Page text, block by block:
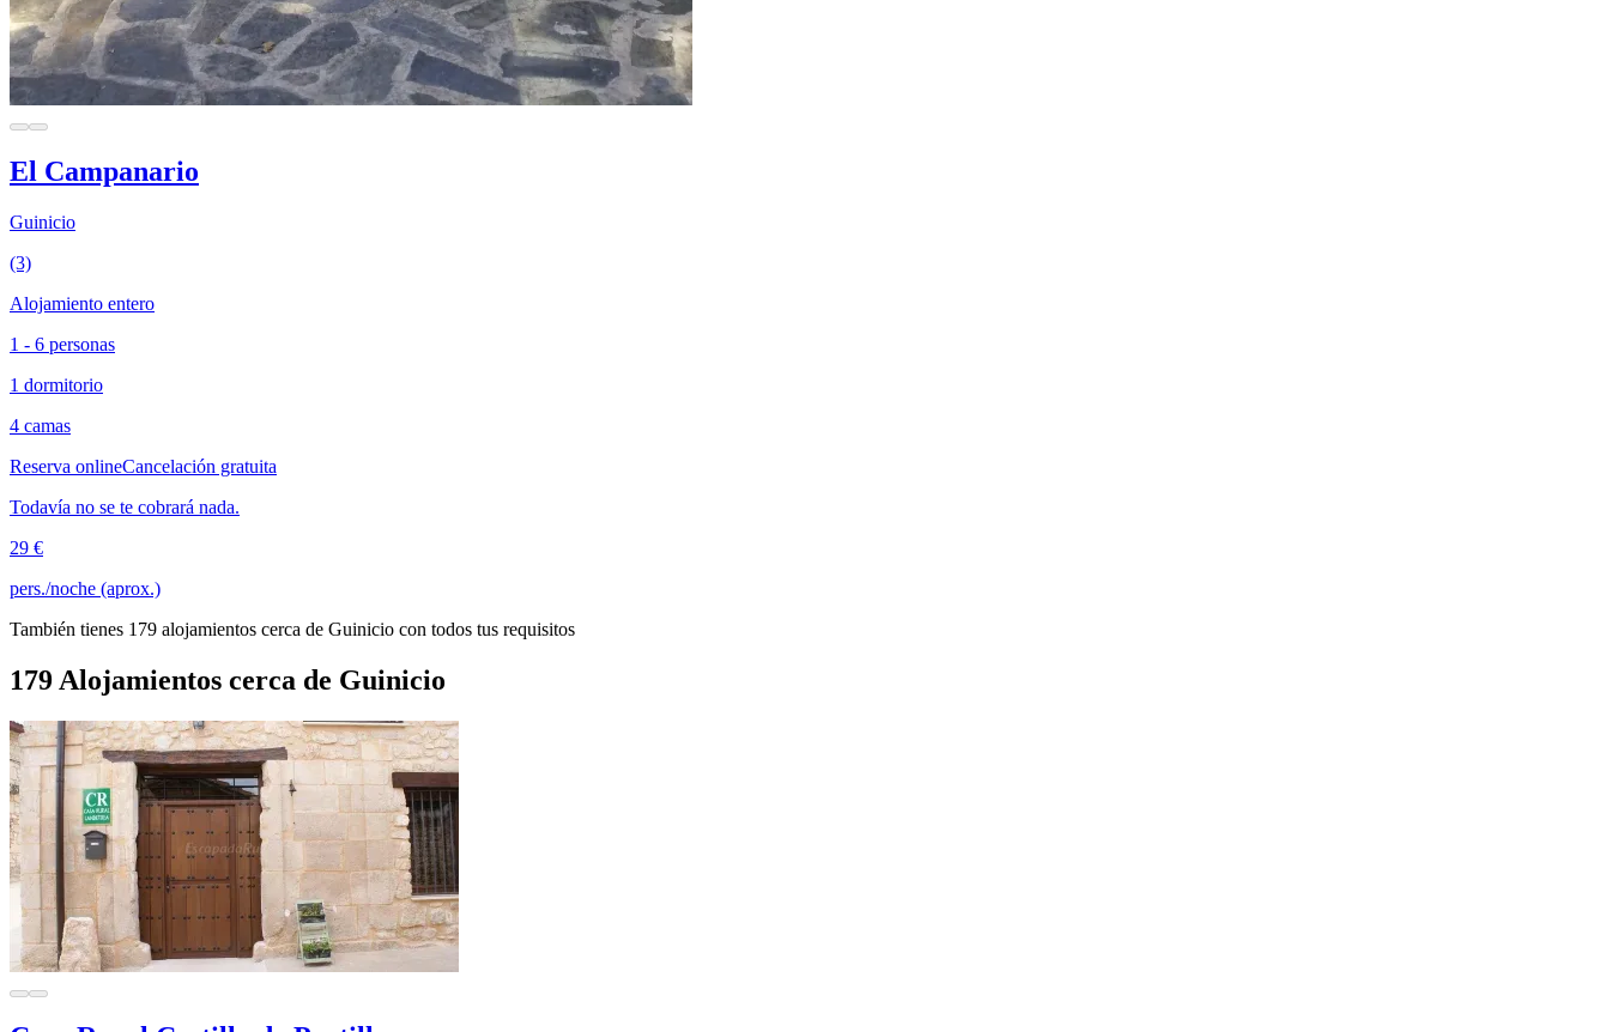
El Campanario
Guinicio
(3)
Alojamiento entero
1 - 6 personas
1 dormitorio
4 camas
Reserva onlineCancelación gratuita
Todavía no se te cobrará nada.
29 €
pers./noche (aprox.)
También tienes 179 alojamientos cerca de Guinicio con todos tus requisitos
179 Alojamientos cerca de Guinicio